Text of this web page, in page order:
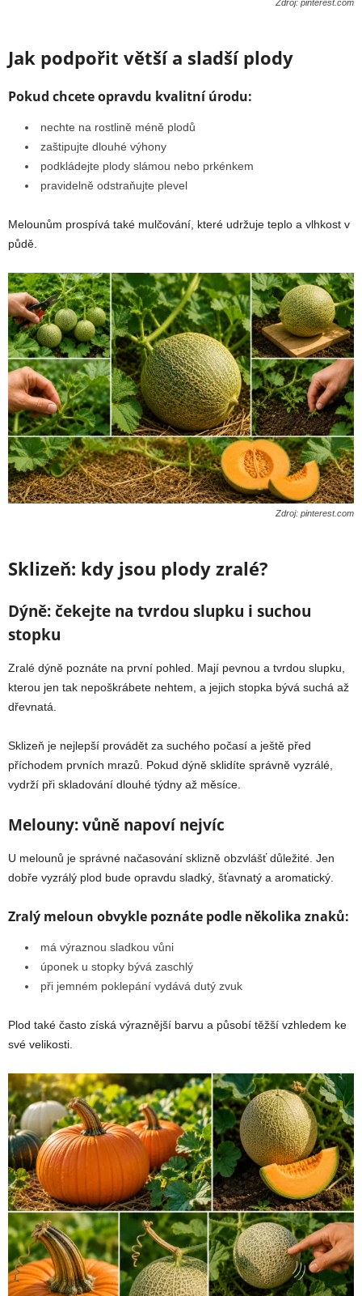
Zdroj: pinterest.com
Jak podpořit větší a sladší plody
Pokud chcete opravdu kvalitní úrodu:
nechte na rostlině méně plodů
zaštipujte dlouhé výhony
podkládejte plody slámou nebo prkénkem
pravidelně odstraňujte plevel
Melounům prospívá také mulčování, které udržuje teplo a vlhkost v
půdě.
Zdroj: pinterest.com
Sklizeň: kdy jsou plody zralé?
Dýně: čekejte na tvrdou slupku i suchou
stopku
Zralé dýně poznáte na první pohled. Mají pevnou a tvrdou slupku,
kterou jen tak nepoškrábete nehtem, a jejich stopka bývá suchá až
dřevnatá.
Sklizeň je nejlepší provádět za suchého počasí a ještě před
příchodem prvních mrazů. Pokud dýně sklidíte správně vyzrálé,
vydrží při skladování dlouhé týdny až měsíce.
Melouny: vůně napoví nejvíc
U melounů je správné načasování sklizně obzvlášť důležité. Jen
dobře vyzrálý plod bude opravdu sladký, šťavnatý a aromatický.
Zralý meloun obvykle poznáte podle několika znaků:
má výraznou sladkou vůni
úponek u stopky bývá zaschlý
při jemném poklepání vydává dutý zvuk
Plod také často získá výraznější barvu a působí těžší vzhledem ke
své velikosti.